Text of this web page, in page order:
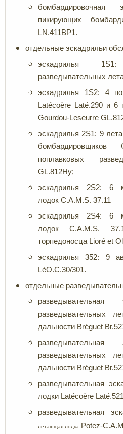
пикирующих
LN.411BP1.
отдельные эскадрильи
эскадрилья
разведывательных
эскадрилья 1S2: 4
Latécoère Laté.290 и 6
Gourdou-Leseurre
эскадрилья 2S1: 9
поплавковых
GL.812Hy;
эскадрилья 2S2: 6
лодок C.A.M.S. 37.11
эскадрилья 2S4: 6
лодок C.A.M.S.
торпедоносца Lioré et
эскадрилья 352: 9
LéO.C.30/301.
отдельные
разведывательных
дальности Bréguet
разведывательных
дальности Bréguet
разведывательная
лодки Latécoère
разведывательная
летающая лодка Potez-